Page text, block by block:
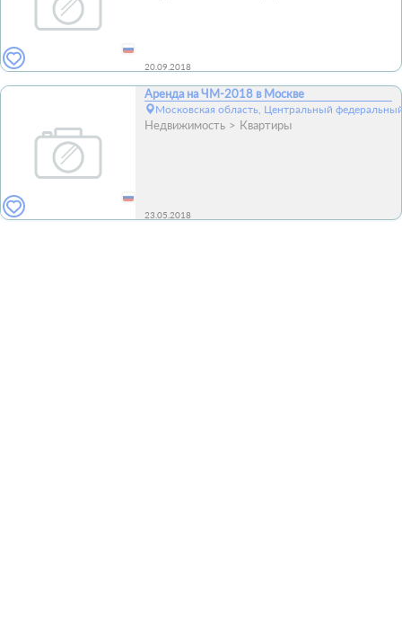
20.09.2018
Аренда на ЧМ-2018 в Москве
Московская область, Центральный
Недвижимость Квартиры
23.05.2018